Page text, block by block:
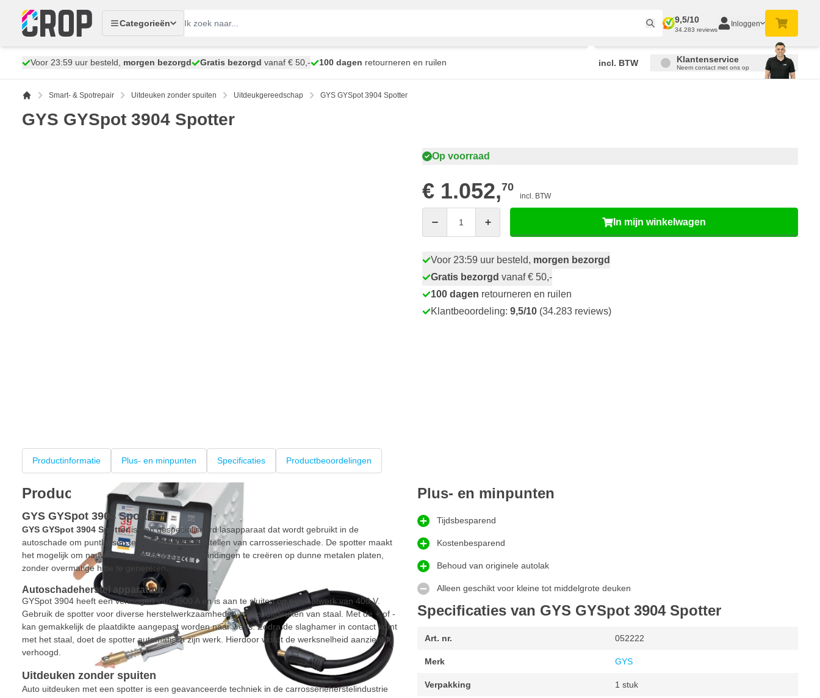
Categorieën
9,5/10
34.283 reviews
Inloggen
Voor 23:59 uur besteld, morgen bezorgd Gratis bezorgd vanaf € 50,- 100 dagen retourneren en ruilen incl. BTW Klantenservice
Neem contact met ons op
Smart- & Spotrepair Uitdeuken zonder spuiten Uitdeukgereedschap GYS GYSpot 3904 Spotter
GYS GYSpot 3904 Spotter
Op voorraad
€ 1.052,70
incl. BTW
In mijn winkelwagen
Voor 23:59 uur besteld, morgen bezorgd
Gratis bezorgd vanaf € 50,-
100 dagen retourneren en ruilen
Klantbeoordeling: 9,5/10 (34.283 reviews)
Productinformatie Plus- en minpunten Specificaties Productbeoordelingen
Productinformatie
GYS GYSpot 3904 Spotter
GYS GYSpot 3904 Spotteris een gespecialiseerd lasapparaat dat wordt gebruikt in de
autoschade om puntlassen te maken bij het herstellen van carrosserieschade. De spotter maakt
het mogelijk om nauwkeurige en stevige lasverbindingen te creëren op dunne metalen platen,
zonder overmatige hitte te genereren.
Autoschadeherstel apparatuur
GYSpot 3904 heeft een vermogen van 3900 A en is aan te sluiten op een netwerk van 400 V.
Gebruik de spotter voor diverse herstelwerkzaamheden en het uitdeuken van staal. Met de + of -
kan gemakkelijk de plaatdikte aangepast worden naar wens. Zodra de slaghamer in contact komt
met het staal, doet de spotter automatisch zijn werk. Hierdoor wordt de werksnelheid aanzienlijk
verhoogd.
Uitdeuken zonder spuiten
Auto uitdeuken met een spotter is een geavanceerde techniek in de carrosserieherstelindustrie
Plus- en minpunten
Tijdsbesparend
Kostenbesparend
Behoud van originele autolak
Alleen geschikt voor kleine tot middelgrote deuken
Specificaties van GYS GYSpot 3904 Spotter
Art. nr. 052222
Merk GYS
Verpakking 1 stuk